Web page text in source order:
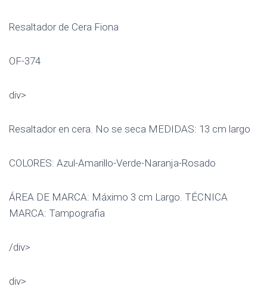
Resaltador de Cera Fiona
OF-374
div>
Resaltador en cera. No se seca MEDIDAS: 13 cm largo
COLORES: Azul-Amarillo-Verde-Naranja-Rosado
ÁREA DE MARCA: Máximo 3 cm Largo. TÉCNICA
MARCA: Tampografia
/div>
div>